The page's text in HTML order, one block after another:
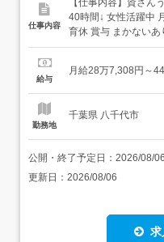
仕事内容
【仕事内容】資さんうどん 八千
40時間↓ 女性活躍中
育休 賞与 まかないあり 求人情報掲載期間:2026/07/
2026/08/13 求人情報 店舗の特徴 北九州発祥のうどんチェ
高速線「船橋日大前
給与
月給28万7,308円～
勤務地
千葉県 八千代市
公開・終了予定日： 2026/08/06
更新日： 2026/08/06
求